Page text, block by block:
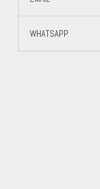
WHATSAPP